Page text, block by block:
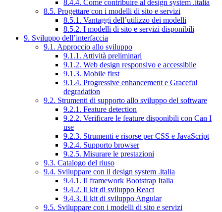
8.4.4. Come contribuire al design system .italia
8.5. Progettare con i modelli di sito e servizi
8.5.1. Vantaggi dell’utilizzo dei modelli
8.5.2. I modelli di sito e servizi disponibili
9. Sviluppo dell’interfaccia
9.1. Approccio allo sviluppo
9.1.1. Attività preliminari
9.1.2. Web design responsivo e accessibile
9.1.3. Mobile first
9.1.4. Progressive enhancement e Graceful
degradation
9.2. Strumenti di supporto allo sviluppo del software
9.2.1. Feature detection
9.2.2. Verificare le feature disponibili con Can I
use
9.2.3. Strumenti e risorse per CSS e JavaScript
9.2.4. Supporto browser
9.2.5. Misurare le prestazioni
9.3. Catalogo del riuso
9.4. Sviluppare con il design system .italia
9.4.1. Il framework Bootstrap Italia
9.4.2. Il kit di sviluppo React
9.4.3. Il kit di sviluppo Angular
9.5. Sviluppare con i modelli di sito e servizi